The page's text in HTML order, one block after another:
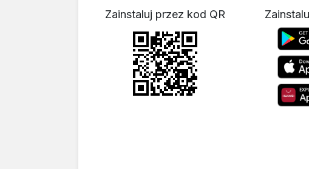
Zainstaluj przez kod QR